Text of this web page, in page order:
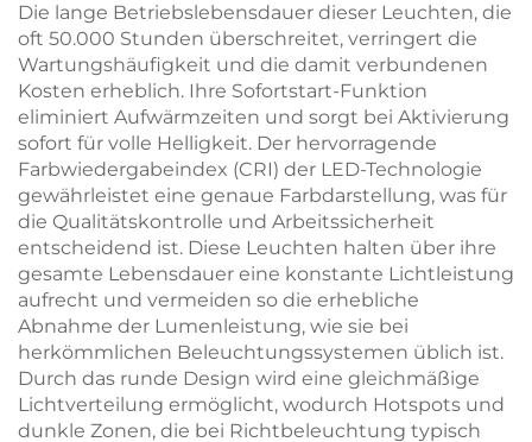
Die lange Betriebslebensdauer dieser Leuchten, die
oft 50.000 Stunden überschreitet, verringert die
Wartungshäufigkeit und die damit verbundenen
Kosten erheblich. Ihre Sofortstart-Funktion
eliminiert Aufwärmzeiten und sorgt bei Aktivierung
sofort für volle Helligkeit. Der hervorragende
Farbwiedergabeindex (CRI) der LED-Technologie
gewährleistet eine genaue Farbdarstellung, was für
die Qualitätskontrolle und Arbeitssicherheit
entscheidend ist. Diese Leuchten halten über ihre
gesamte Lebensdauer eine konstante Lichtleistung
aufrecht und vermeiden so die erhebliche
Abnahme der Lumenleistung, wie sie bei
herkömmlichen Beleuchtungssystemen üblich ist.
Durch das runde Design wird eine gleichmäßige
Lichtverteilung ermöglicht, wodurch Hotspots und
dunkle Zonen, die bei Richtbeleuchtung typisch